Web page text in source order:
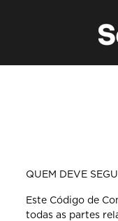
QUEM DEVE
Este Código de
todas as partes